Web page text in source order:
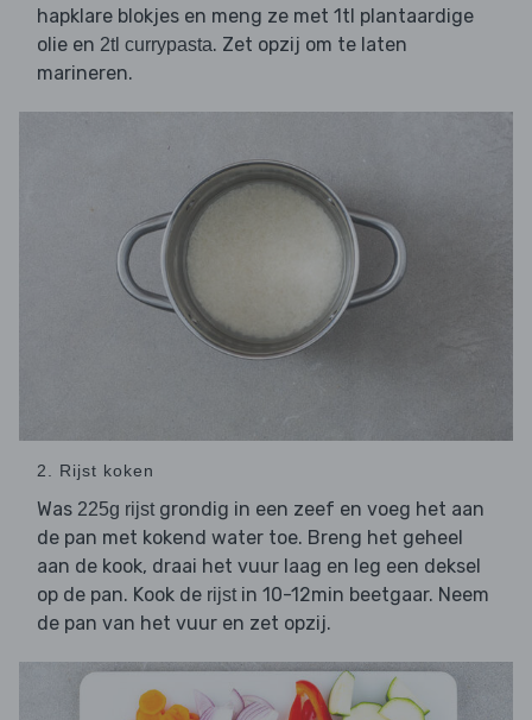
hapklare blokjes en meng ze met 1tl plantaardige
olie en 2tl currypasta. Zet opzij om te laten
marineren.
2. Rijst koken
Was 225g rijstgrondig in een zeef en voeg het aan
de pan met kokend water toe. Breng het geheel
aan de kook, draai het vuur laag en leg een deksel
op de pan. Kook de rijstin 10-12min beetgaar. Neem
de pan van het vuur en zet opzij.